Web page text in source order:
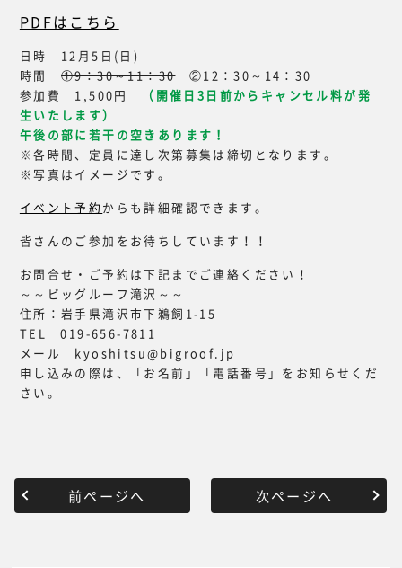
PDFはこちら
日時 12月5日(日)
時間①9：30～11：30②12：30～14：30
参加費 1,500円
（開催日3日前からキャンセル料が発
生いたします）
午後の部に若干の空きあります！
※各時間、定員に達し次第募集は締切となります。
※写真はイメージです。
イベント予約 からも詳細確認できます。
皆さんのご参加をお待ちしています！！
お問合せ・ご予約は下記までご連絡ください！
～～ビッグルーフ滝沢～～
住所：岩手県滝沢市下鵜飼1-15
TEL 019-656-7811
メール kyoshitsu@bigroof.jp
申し込みの際は、「お名前」「電話番号」をお知らせくだ
さい。
前ページへ 次ページへ